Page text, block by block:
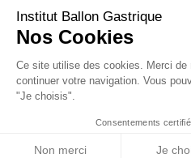
Institut Ballon Gastrique
Nos Cookies
Ce site utilise des cookies. Merci de
continuer votre navigation. Vous
"Je choisis".
Consentements
Non merci Je